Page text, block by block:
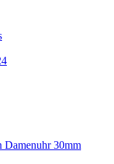
Damenuhr 30mm